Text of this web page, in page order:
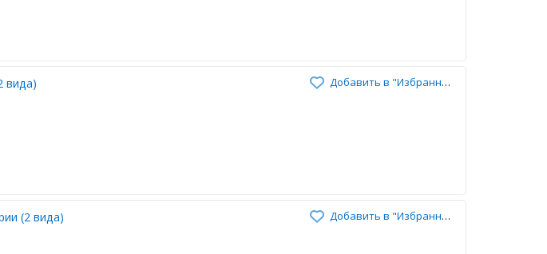
Добавить в "Избранное"
вида)
Добавить в "Избранное"
(2 вида)